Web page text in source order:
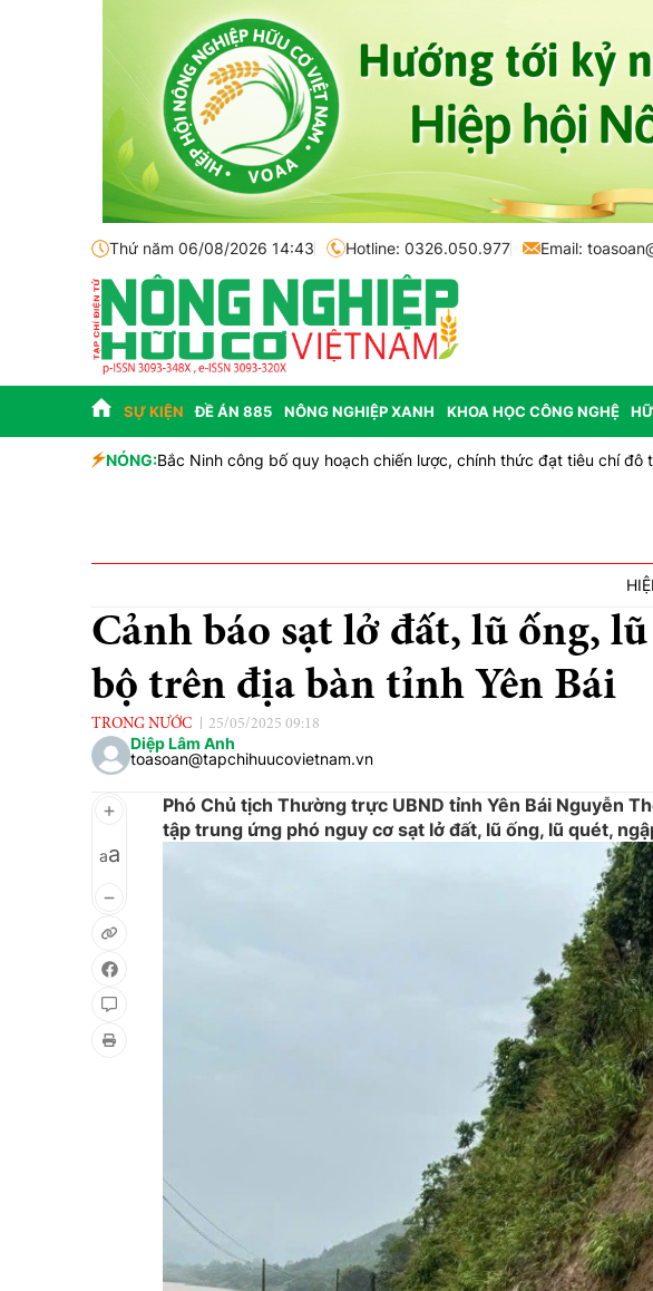
Thứ năm 06/08/2026 14:43 Hotline: 0326.050.977 Email:
SỰ KIỆN ĐỀ ÁN 885 NÔNG NGHIỆP XANH KHOA HỌC CÔNG NGHỆ
NÓNG:Bắc Ninh công bố quy hoạch chiến lược, chính thức đạt tiêu chí đô
Cảnh báo sạt lở đất, lũ ống,
bộ trên địa bàn tỉnh Yên Bái
TRONG NƯỚC 25/05/2025 09:18
Diệp Lâm Anh
toasoan@tapchihuucovietnam.vn
aa
Phó Chủ tịch Thường trực UBND tỉnh Yên Bái Nguyễn
tập trung ứng phó nguy cơ sạt lở đất, lũ ống, lũ quét,